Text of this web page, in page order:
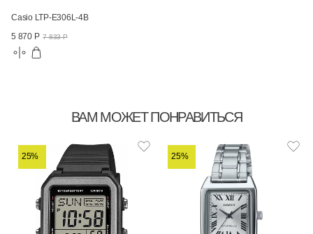
Casio LTP-E306L-4B
5 870 Р 7 833 Р
ВАМ МОЖЕТ ПОНРАВИТЬСЯ
25% 25%